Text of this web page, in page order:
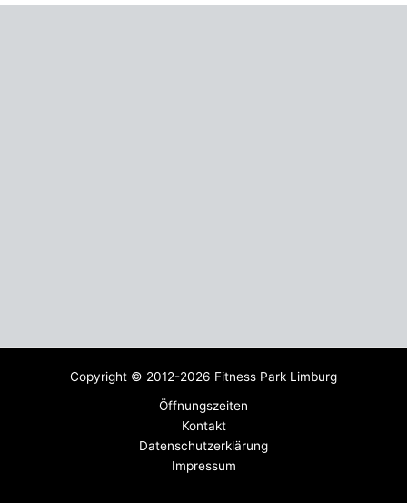
Copyright © 2012-2026 Fitness Park Limburg
Öffnungszeiten
Kontakt
Datenschutzerklärung
Impressum